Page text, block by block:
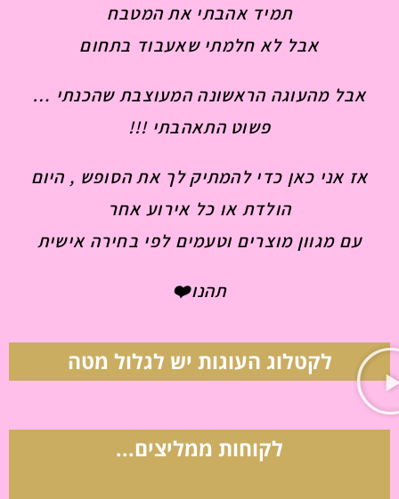
תמיד אהבתי את המטבח
אבל לא חלמתי שאעבוד בתחום
אבל מהעוגה הראשונה המעוצבת שהכנתי …
פשוט התאהבתי !!!
אז אני כאן כדי להמתיק לך את הסופש , היום
הולדת או כל אירוע אחר
עם מגוון מוצרים וטעמים לפי בחירה אישית
תהנו❤️
לקטלוג העוגות יש לגלול מטה
לקוחות ממליצים...